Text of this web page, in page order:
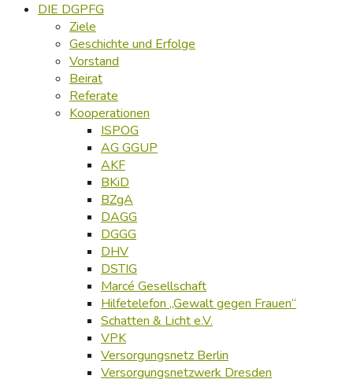
DIE DGPFG
Ziele
Geschichte und Erfolge
Vorstand
Beirat
Referate
Kooperationen
ISPOG
AG GGUP
AKF
BKiD
BZgA
DAGG
DGGG
DHV
DSTIG
Marcé Gesellschaft
Hilfetelefon „Gewalt gegen Frauen“
Schatten & Licht e.V.
VPK
Versorgungsnetz Berlin
Versorgungsnetzwerk Dresden